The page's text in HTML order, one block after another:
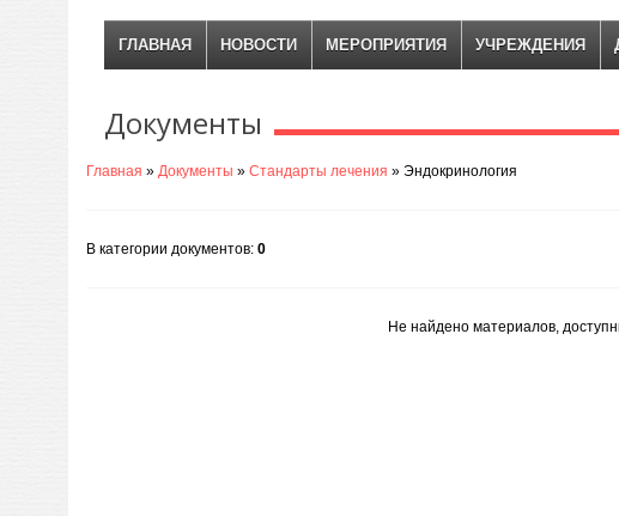
ГЛАВНАЯ НОВОСТИ МЕРОПРИЯТИЯ УЧРЕЖДЕНИЯ
Документы
Главная » Документы » Стандарты лечения » Эндокринология
В категории документов: 0
Не найдено материалов,